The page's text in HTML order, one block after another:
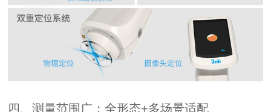
四、测量范围广：全形态+多场景适配